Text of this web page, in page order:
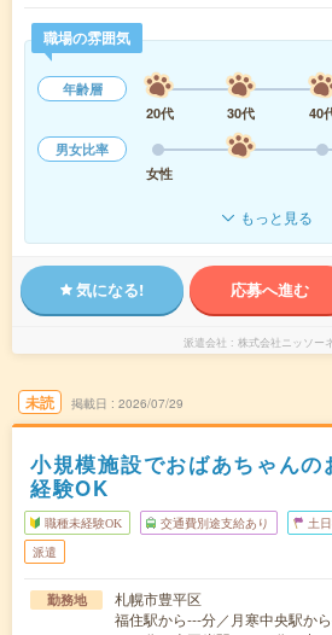
職場の雰囲気
年齢層
20代
30代 40
男女比率
女性
もっと見る
気になる! 応募へ進む
派遣会社 株式会社ニッソー
未読 掲載日 2026/07/29
小規模施設でおばあちゃんの
経験OK
職種未経験OK 交通費別途支給あり 土
派遣
勤務地
札幌市豊平区
福住駅から---分／月寒中央駅か